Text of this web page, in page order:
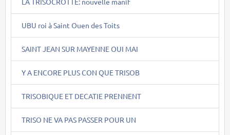
UBU roi à Saint Ouen des Toits
SAINT JEAN SUR MAYENNE OUI MAI
Y A ENCORE PLUS CON QUE TRISOB
TRISOBIQUE ET DECATIE PRENNENT
TRISO NE VA PAS PASSER POUR UN